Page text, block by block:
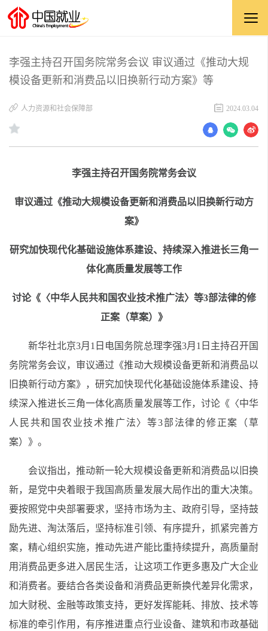
李强主持召开国务院常务会议 审议通过《推动大规
模设备更新和消费品以旧换新行动方案》等
人力资源和社会保障部 2024.03.04
李强主持召开国务院常务会议
审议通过《推动大规模设备更新和消费品以旧换新行动方
案》
研究加快现代化基础设施体系建设、持续深入推进长三角一
体化高质量发展等工作
讨论《〈中华人民共和国农业技术推广法〉等3部法律的修
正案（草案）》
新华社北京3月1日电国务院总理李强3月1日主持召开国
务院常务会议，审议通过《推动大规模设备更新和消费品以
旧换新行动方案》，研究加快现代化基础设施体系建设、持
续深入推进长三角一体化高质量发展等工作，讨论《〈中华
人民共和国农业技术推广法〉等3部法律的修正案（草
案）》。
会议指出，推动新一轮大规模设备更新和消费品以旧换
新，是党中央着眼于我国高质量发展大局作出的重大决策。
要按照党中央部署要求，坚持市场为主、政府引导，坚持鼓
励先进、淘汰落后，坚持标准引领、有序提升，抓紧完善方
案，精心组织实施，推动先进产能比重持续提升，高质量耐
用消费品更多进入居民生活，让这项工作更多惠及广大企业
和消费者。要结合各类设备和消费品更新换代差异化需求，
加大财税、金融等政策支持，更好发挥能耗、排放、技术等
标准的牵引作用，有序推进重点行业设备、建筑和市政基础